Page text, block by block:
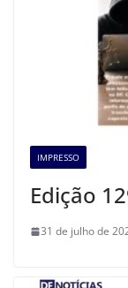
IMPRESSO
Edição
31 de julho de